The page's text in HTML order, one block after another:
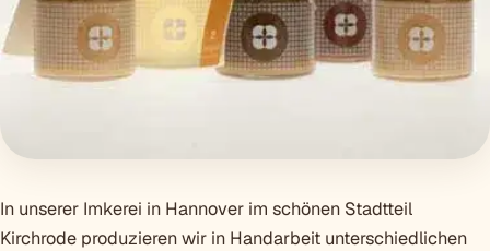
In unserer Imkerei in Hannover im schönen Stadtteil
Kirchrode produzieren wir in Handarbeit unterschiedlichen